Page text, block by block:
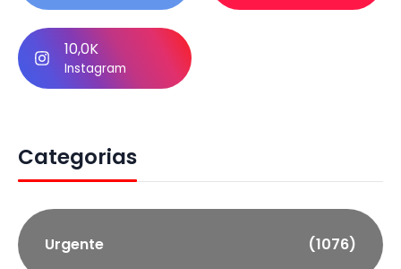
10,0K
Instagram
Categorias
Urgente (1076)